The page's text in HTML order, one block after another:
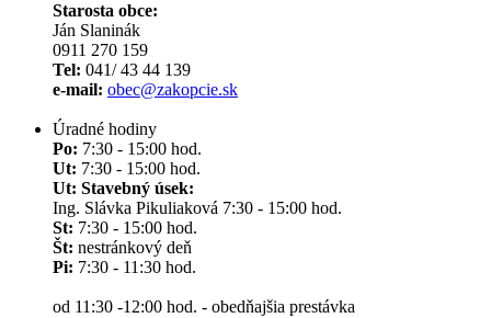
Starosta obce:
Ján Slaninák
0911 270 159
Tel: 041/ 43 44 139
e-mail: obec@zakopcie.sk
Úradné hodiny
Po: 7:30 - 15:00 hod.
Ut: 7:30 - 15:00 hod.
Ut: Stavebný úsek:
Ing. Slávka Pikuliaková 7:30 - 15:00 hod.
St: 7:30 - 15:00 hod.
Št: nestránkový deň
Pi: 7:30 - 11:30 hod.
od 11:30 -12:00 hod. - obedňajšia prestávka